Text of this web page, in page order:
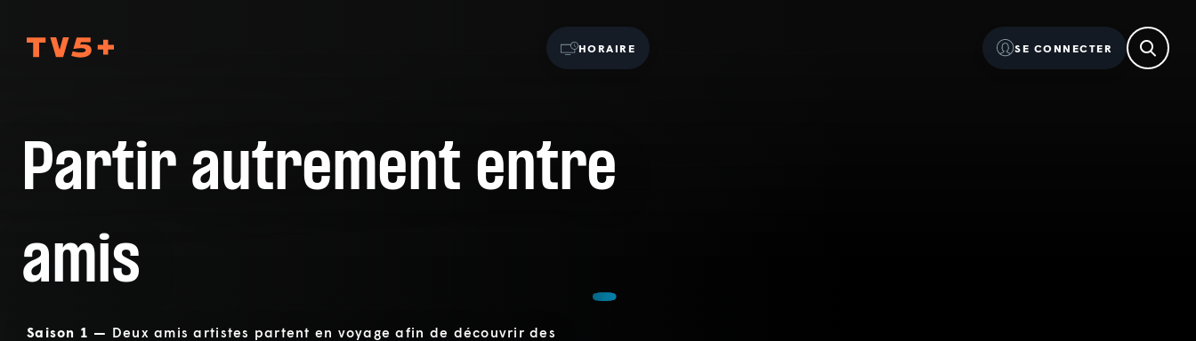
HORAIRE SE CONNECTER
Partir autrement entre
amis
Saison 1 — Deux amis artistes partent en voyage afin de découvrir des